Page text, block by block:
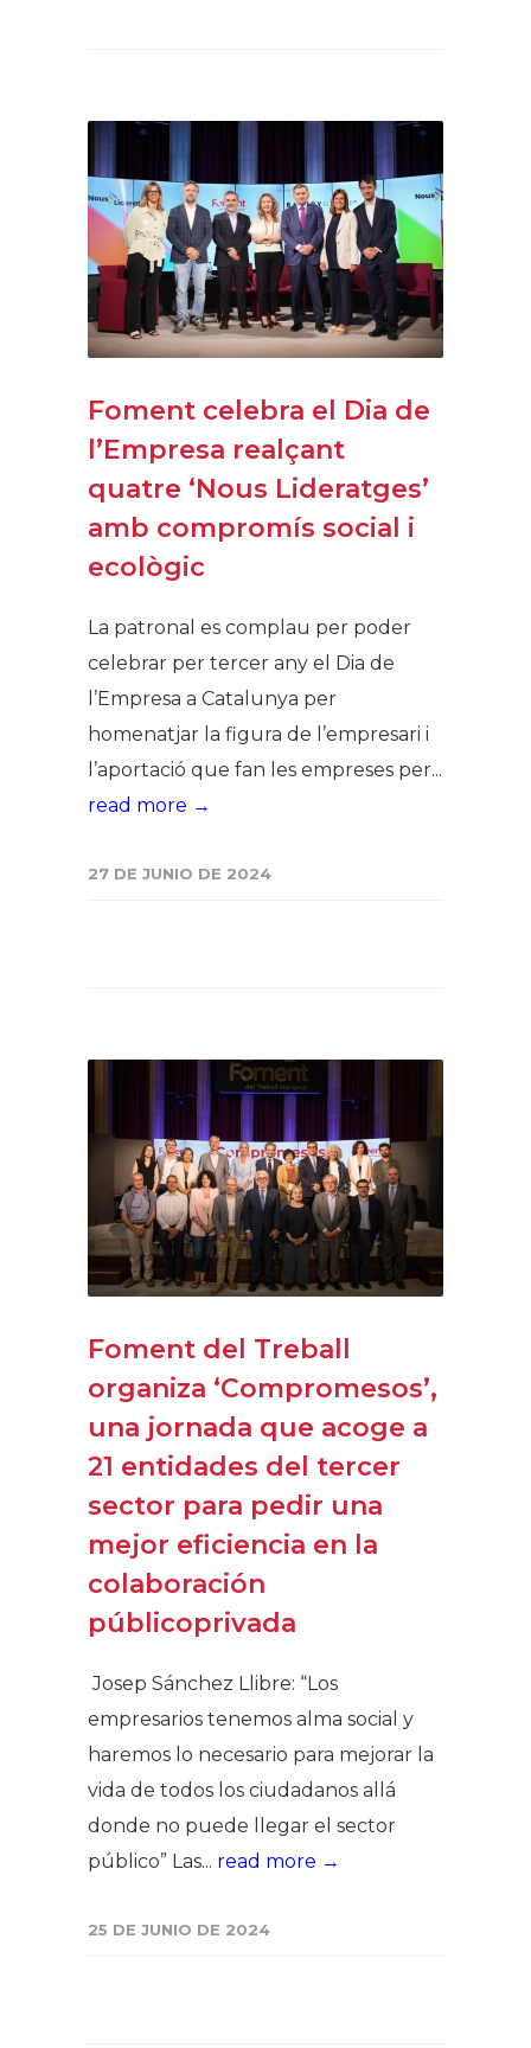
Foment celebra el Dia de
l’Empresa realçant
quatre ‘Nous Lideratges’
amb compromís social i
ecològic
La patronal es complau per poder
celebrar per tercer any el Dia de
l’Empresa a Catalunya per
homenatjar la figura de l’empresari i
l’aportació que fan les empreses per...
read more →
27 DE JUNIO DE 2024
Foment del Treball
organiza ‘Compromesos’,
una jornada que acoge a
21 entidades del tercer
sector para pedir una
mejor eficiencia en la
colaboración
públicoprivada
Josep Sánchez Llibre: “Los
empresarios tenemos alma social y
haremos lo necesario para mejorar la
vida de todos los ciudadanos allá
donde no puede llegar el sector
público” Las... read more →
25 DE JUNIO DE 2024